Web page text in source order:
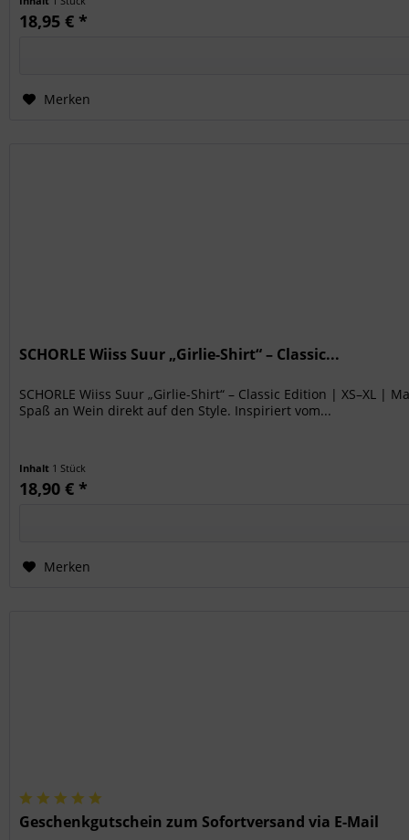
18,95 € *
Merken
SCHORLE Wiiss Suur „Girlie-Shirt“ – Classic...
SCHORLE Wiiss Suur „Girlie-Shirt“ – Classic Edition | XS–XL
Spaß an Wein direkt auf den Style. Inspiriert vom...
Inhalt 1 Stück
18,90 € *
Merken
Geschenkgutschein zum Sofortversand via E-Mail